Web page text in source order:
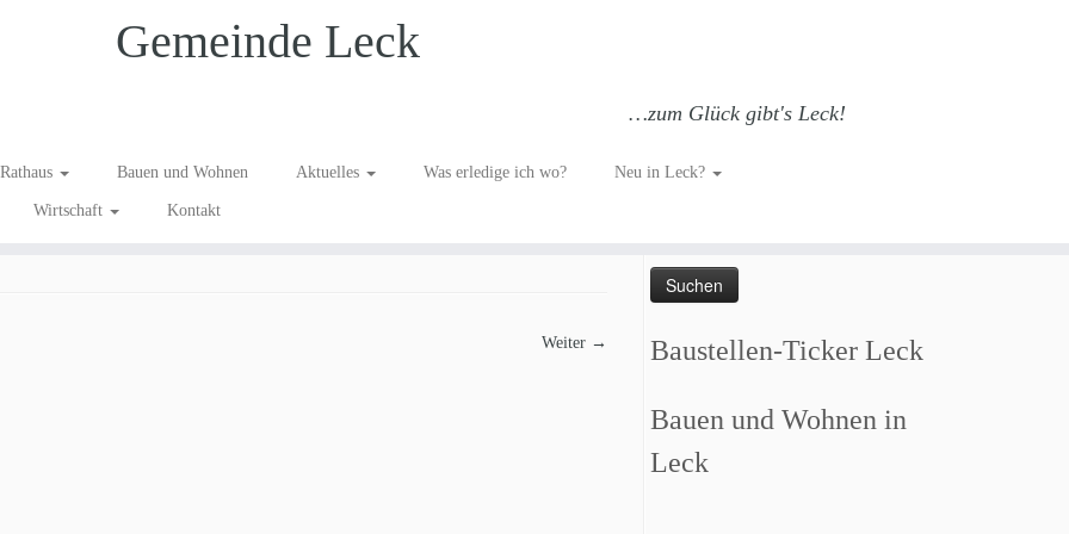
Gemeinde Leck
…zum Glück gibt's Leck!
Rathaus Bauen und Wohnen Aktuelles Was erledige ich wo? Neu in Leck?
Wirtschaft Kontakt
Gefluechtete 5
Weiter →
Such dich GLÜCKlich…
Baustellen-Ticker Leck
Bauen und Wohnen in
Leck